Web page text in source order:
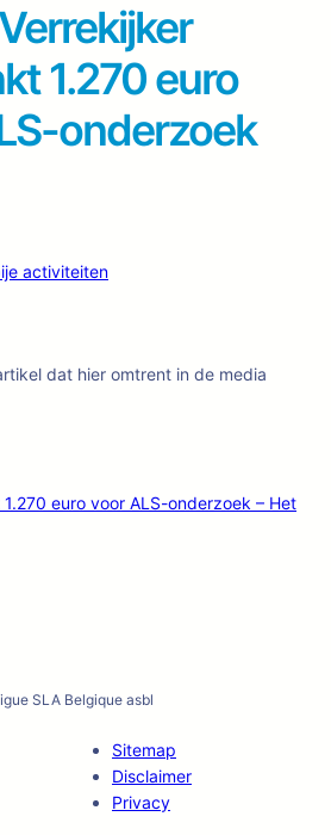
1.270 euro
onderzoek
activiteiten
dat hier omtrent in de media
euro voor ALS-onderzoek – Het
SLA Belgique asbl
Sitemap
Disclaimer
Privacy